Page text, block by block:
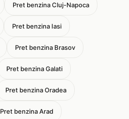
Pret benzina Cluj-Napoca
Pret benzina Iasi
Pret benzina Brasov
Pret benzina Galati
Pret benzina Oradea
Pret benzina Arad